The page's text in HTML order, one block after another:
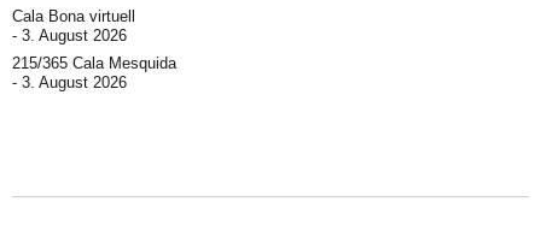
Cala Bona virtuell
3. August 2026
215/365 Cala Mesquida
3. August 2026